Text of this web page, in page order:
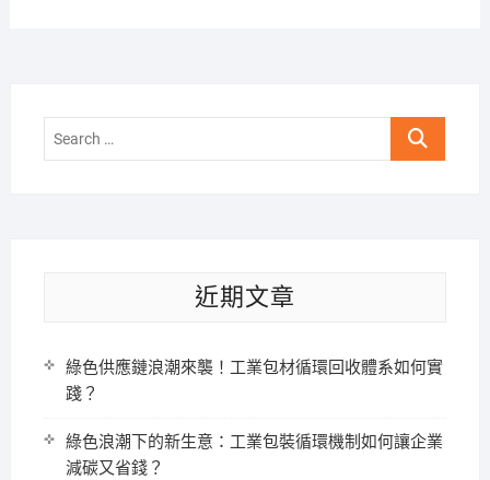
Search
近期文章
綠色供應鏈浪潮來襲！工業包材循環回收體系如何實
踐？
綠色浪潮下的新生意：工業包裝循環機制如何讓企業
減碳又省錢？